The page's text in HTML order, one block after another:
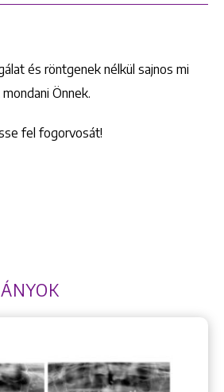
és röntgenek nélkül sajnos mi
Önnek.
fel fogorvosát!